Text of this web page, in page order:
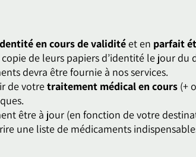
en cours de validitéet en parfait
de leurs papiers d’identité le jour du
devra être fournie à nos services.
de votretraitement médical en cours (+
être à jour (en fonction de votre
une liste de médicaments